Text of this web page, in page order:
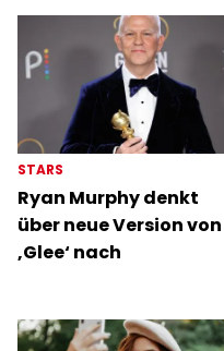
STARS
Ryan Murphy denkt
über neue Version von
‚Glee‘ nach